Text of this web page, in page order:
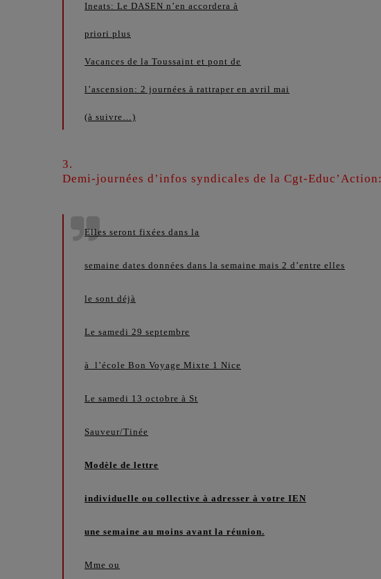
Ineats: Le DASEN n’en accordera à
priori plus
Vacances de la Toussaint et pont de
l’ascension: 2 journées à rattraper en avril mai
(à suivre…)
3.
Demi-journées d’infos syndicales de la Cgt-Educ’Action:
Elles seront fixées dans la
semaine dates données dans la semaine mais 2 d’entre elles
le sont déjà
Le samedi 29 septembre
à l’école Bon Voyage Mixte 1 Nice
Le samedi 13 octobre à St
Sauveur/Tinée
Modèle de lettre
individuelle ou collective à adresser à votre IEN
une semaine au moins avant la réunion.
Mme ou